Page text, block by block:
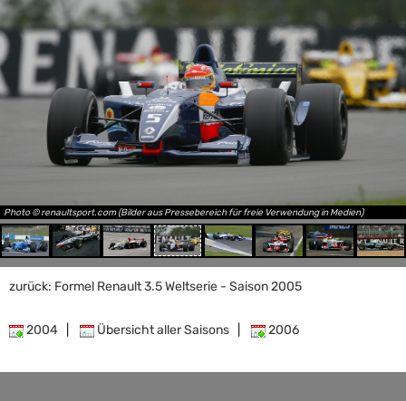
Photo © renaultsport.com (Bilder aus Pressebereich für freie Verwendung in Medien)
zurück: Formel Renault 3.5 Weltserie - Saison 2005
2004 Übersicht aller Saisons 2006